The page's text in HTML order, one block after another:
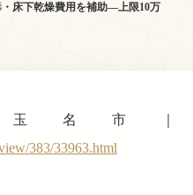
床下乾燥費用を補助—上限10万
名市｜
383/33963.html